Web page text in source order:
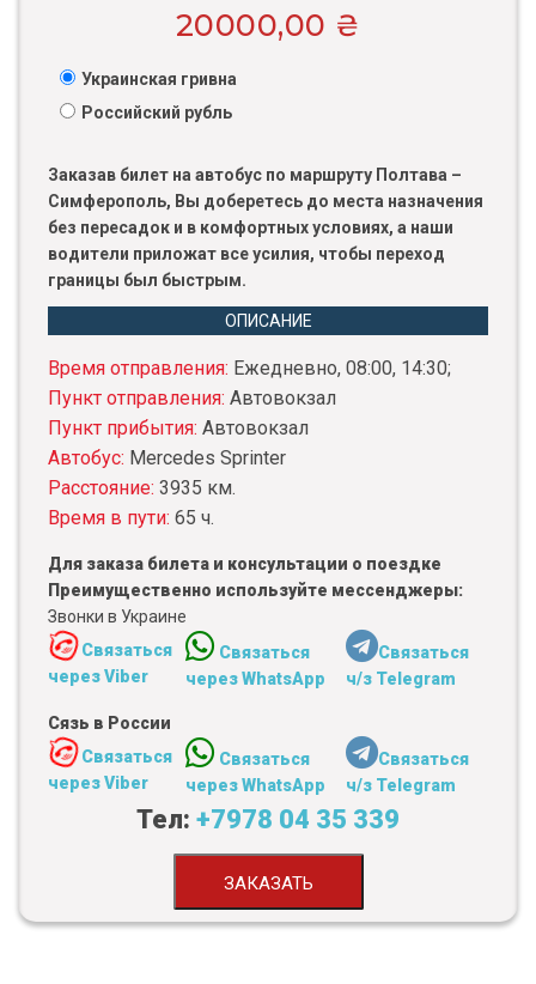
20000,00 ₴
Украинская гривна
Российский рубль
Заказав билет на автобус по маршруту Полтава –
Симферополь, Вы доберетесь до места назначения
без пересадок и в комфортных условиях, а наши
водители приложат все усилия, чтобы переход
границы был быстрым.
ОПИСАНИЕ
Время отправления: Ежедневно, 08:00, 14:30;
Пункт отправления: Автовокзал
Пункт прибытия: Автовокзал
Автобус: Mercedes Sprinter
Расстояние: 3935 км.
Время в пути: 65 ч.
Для заказа билета и консультации о поездке
Преимущественно используйте мессенджеры:
Звонки в Украине
Связаться
через Viber
Связаться
через WhatsApp
Связаться
ч/з Telegram
Сязь в России
Связаться
через Viber
Связаться
через WhatsApp
Связаться
ч/з Telegram
Тел: +7978 04 35 339
ЗАКАЗАТЬ